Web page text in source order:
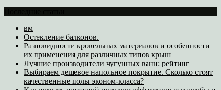
вм
Остекление балконов.
Разновидности кровельных материалов и особенности
их применения для различных типов крыш
Лучшие производители чугунных ванн: рейтинг
Выбираем дешевое напольное покрытие. Сколько стоят
качественные полы эконом-класса?